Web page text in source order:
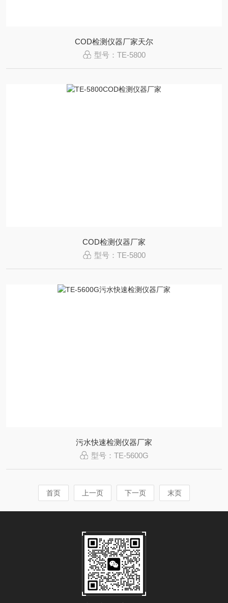
COD检测仪器厂家天尔
型号：TE-5800
COD检测仪器厂家
型号：TE-5800
污水快速检测仪器厂家
型号：TE-5600G
首页 上一页 下一页 末页